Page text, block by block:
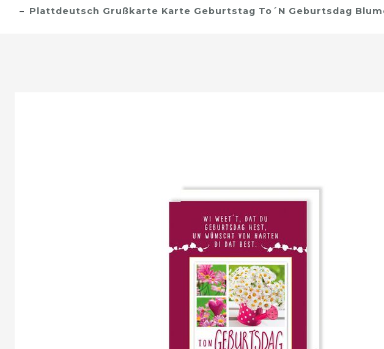
Plattdeutsch Grußkarte Karte Geburtstag To´n Geburtsdag